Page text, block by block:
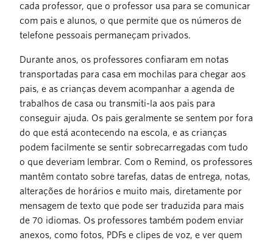
cada professor, que o professor usa para se comunicar
com pais e alunos, o que permite que os números de
telefone pessoais permaneçam privados.
Durante anos, os professores confiaram em notas
transportadas para casa em mochilas para chegar aos
pais, e as crianças devem acompanhar a agenda de
trabalhos de casa ou transmiti-la aos pais para
conseguir ajuda. Os pais geralmente se sentem por fora
do que está acontecendo na escola, e as crianças
podem facilmente se sentir sobrecarregadas com tudo
o que deveriam lembrar. Com o Remind, os professores
mantêm contato sobre tarefas, datas de entrega, notas,
alterações de horários e muito mais, diretamente por
mensagem de texto que pode ser traduzida para mais
de 70 idiomas. Os professores também podem enviar
anexos, como fotos, PDFs e clipes de voz, e ver quem